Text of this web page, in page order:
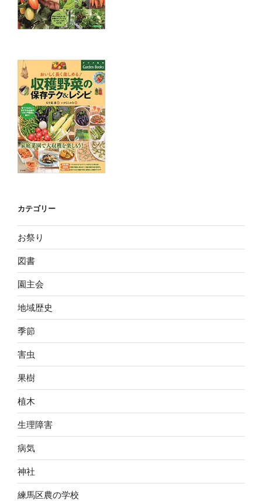
カテゴリー
お祭り
図書
園主会
地域歴史
季節
害虫
果樹
植木
生理障害
病気
神社
練馬区農の学校